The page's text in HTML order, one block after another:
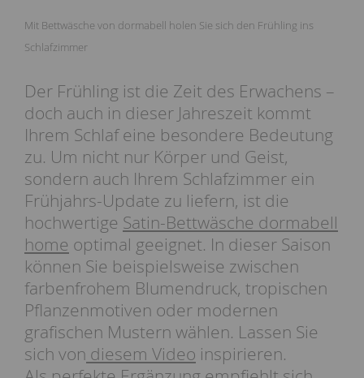
Mit Bettwäsche von dormabell holen Sie sich den Frühling ins
Schlafzimmer
Der Frühling ist die Zeit des Erwachens –
doch auch in dieser Jahreszeit kommt
Ihrem Schlaf eine besondere Bedeutung
zu. Um nicht nur Körper und Geist,
sondern auch Ihrem Schlafzimmer ein
Frühjahrs-Update zu liefern, ist die
hochwertige Satin-Bettwäsche dormabell
home optimal geeignet. In dieser Saison
können Sie beispielsweise zwischen
farbenfrohem Blumendruck, tropischen
Pflanzenmotiven oder modernen
grafischen Mustern wählen. Lassen Sie
sich von diesem Video inspirieren.